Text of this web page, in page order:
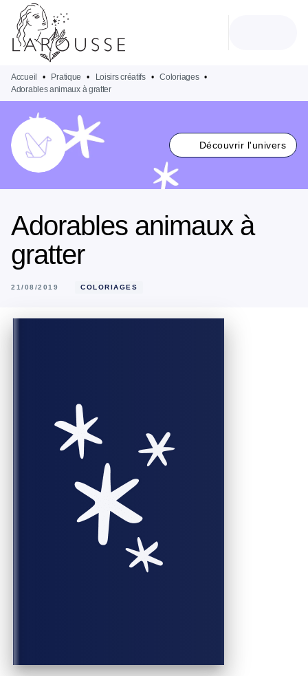
MENU
PIED DE PAGE
Accueil • Pratique • Loisirs créatifs • Coloriages •
Adorables animaux à gratter
Découvrir l'univers
Adorables animaux à
gratter
21/08/2019 COLORIAGES